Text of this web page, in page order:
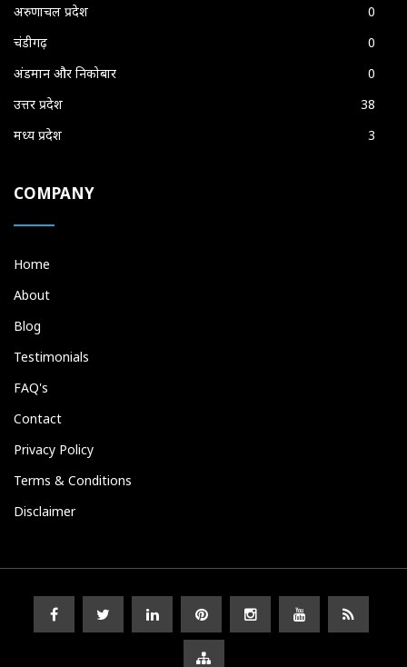
अरुणाचल प्रदेश
0
चंडीगढ़
0
अंडमान और निकोबार
0
उत्तर प्रदेश
38
मध्य प्रदेश
3
COMPANY
Home
About
Blog
Testimonials
FAQ's
Contact
Privacy Policy
Terms & Conditions
Disclaimer